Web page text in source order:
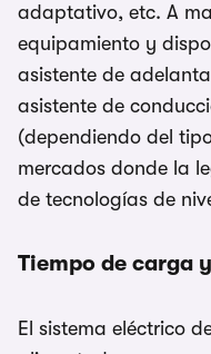
adaptativo, etc. A
equipamiento y
asistente de
asistente de
(dependiendo del
mercados donde la
de tecnologías de
Tiempo de carga
El sistema eléctrico